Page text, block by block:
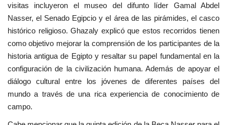
visitas incluyeron el museo del difunto líder Gamal Abdel
Nasser, el Senado Egipcio y el área de las pirámides, el casco
histórico religioso. Ghazaly explicó que estos recorridos tienen
como objetivo mejorar la comprensión de los participantes de la
historia antigua de Egipto y resaltar su papel fundamental en la
configuración de la civilización humana. Además de apoyar el
diálogo cultural entre los jóvenes de diferentes países del
mundo a través de una rica experiencia de conocimiento de
campo.